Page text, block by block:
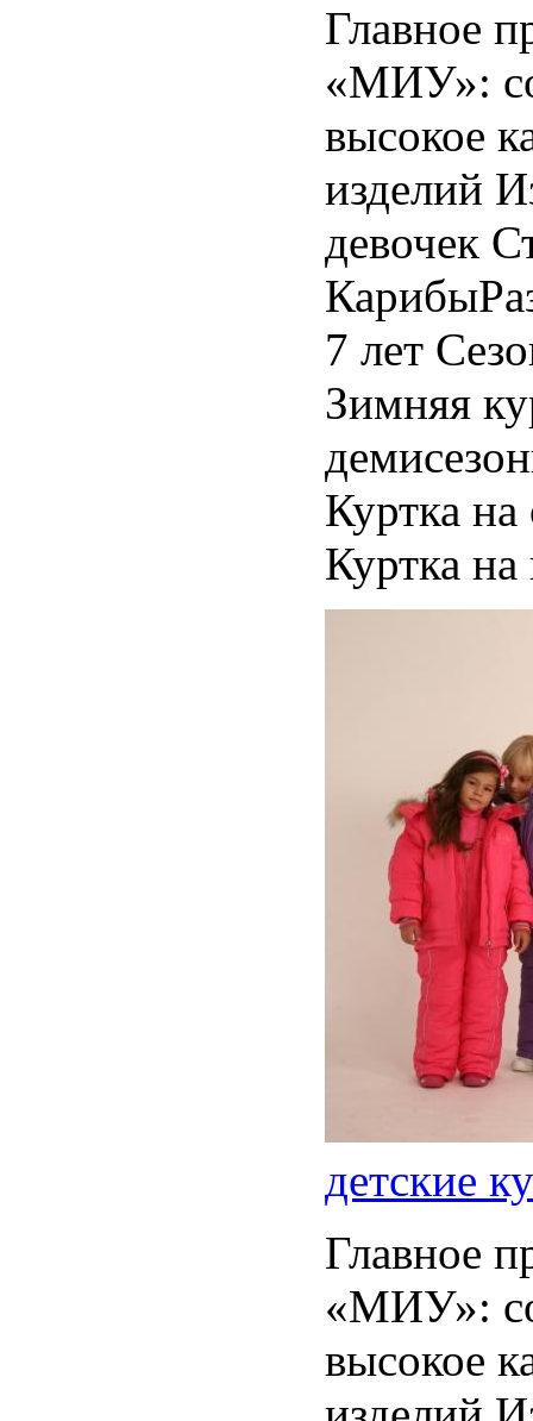
Главное
«МИУ»:
высокое
изделий
девочек
7 лет
Зимняя
Куртка
Куртка
детские
Главное
«МИУ»:
высокое